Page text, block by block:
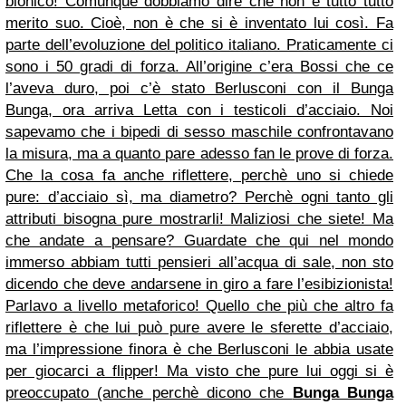
merito suo. Cioè, non è che si è inventato lui così. Fa
parte dell’evoluzione del politico italiano. Praticamente ci
sono i 50 gradi di forza. All’origine c’era Bossi che ce
l’aveva duro, poi c’è stato Berlusconi con il Bunga
Bunga, ora arriva Letta con i testicoli d’acciaio. Noi
sapevamo che i bipedi di sesso maschile confrontavano
la misura, ma a quanto pare adesso fan le prove di forza.
Che la cosa fa anche riflettere, perchè uno si chiede
pure: d’acciaio sì, ma diametro? Perchè ogni tanto gli
attributi bisogna pure mostrarli! Maliziosi che siete! Ma
che andate a pensare? Guardate che qui nel mondo
immerso abbiam tutti pensieri all’acqua di sale, non sto
dicendo che deve andarsene in giro a fare l’esibizionista!
Parlavo a livello metaforico! Quello che più che altro fa
riflettere è che lui può pure avere le sferette d’acciaio,
ma l’impressione finora è che Berlusconi le abbia usate
per giocarci a flipper! Ma visto che pure lui oggi si è
preoccupato (anche perchè dicono che Bunga Bunga